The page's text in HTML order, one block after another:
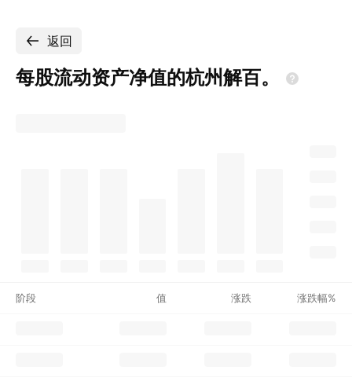
返回
每股流动资产净值的杭州解百。
阶段 值 涨跌 涨跌幅%